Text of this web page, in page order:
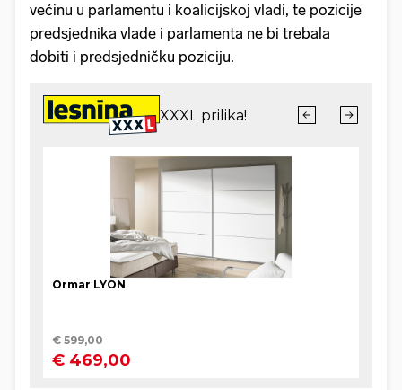
većinu u parlamentu i koalicijskoj vladi, te pozicije
predsjednika vlade i parlamenta ne bi trebala
dobiti i predsjedničku poziciju.